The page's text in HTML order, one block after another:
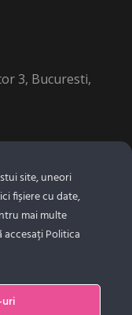
3, Bucuresti,
site, uneori
fișiere cu date,
mai multe
accesați Politica
uri